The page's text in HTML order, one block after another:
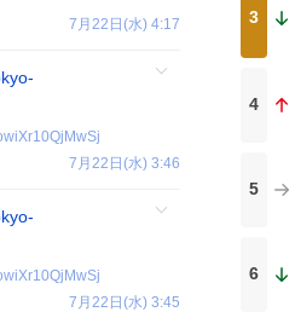
7月22日(水) 4:17
7月22日(水) 3:46
7月22日(水) 3:45
3
4
5
6